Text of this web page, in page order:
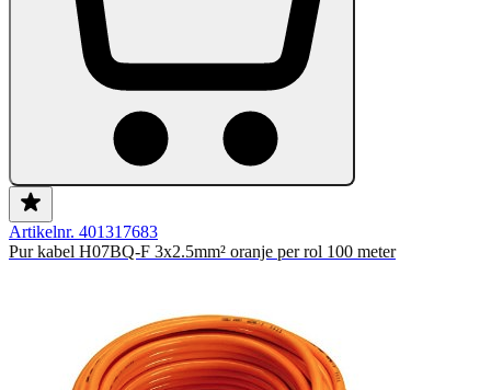
Artikelnr. 401317683
Pur kabel H07BQ-F 3x2.5mm² oranje per rol 100 meter